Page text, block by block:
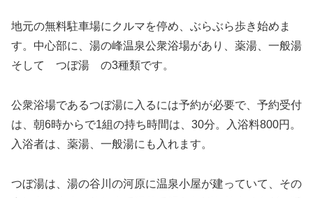
地元の無料駐車場にクルマを停め、ぶらぶら歩き始めま
す。中心部に、湯の峰温泉公衆浴場があり、薬湯、一般湯
そして つぼ湯 の3種類です。
公衆浴場であるつぼ湯に入るには予約が必要で、予約受付
は、朝6時からで1組の持ち時間は、30分。入浴料800円。
入浴者は、薬湯、一般湯にも入れます。
つぼ湯は、湯の谷川の河原に温泉小屋が建っていて、その